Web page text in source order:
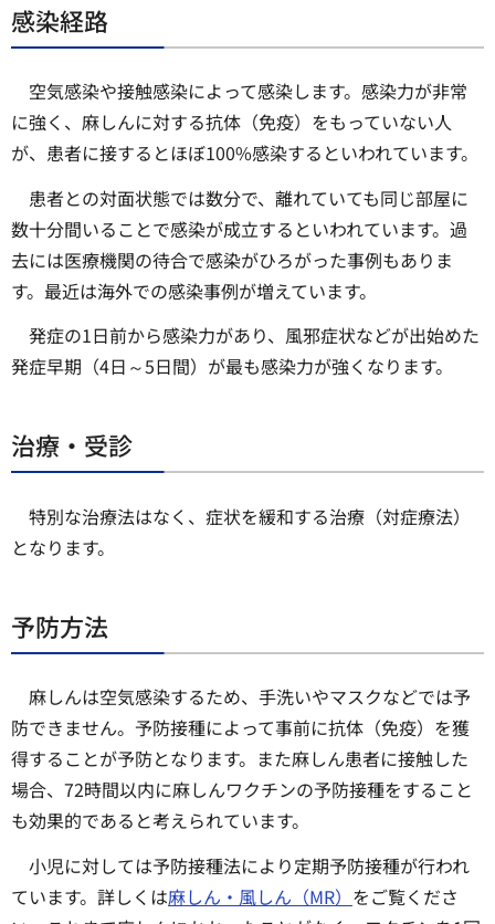
感染経路
空気感染や接触感染によって感染します。感染力が非常
に強く、麻しんに対する抗体（免疫）をもっていない人
が、患者に接するとほぼ100%感染するといわれています。
患者との対面状態では数分で、離れていても同じ部屋に
数十分間いることで感染が成立するといわれています。過
去には医療機関の待合で感染がひろがった事例もありま
す。最近は海外での感染事例が増えています。
発症の1日前から感染力があり、風邪症状などが出始めた
発症早期（4日～5日間）が最も感染力が強くなります。
治療・受診
特別な治療法はなく、症状を緩和する治療（対症療法）
となります。
予防方法
麻しんは空気感染するため、手洗いやマスクなどでは予
防できません。予防接種によって事前に抗体（免疫）を獲
得することが予防となります。また麻しん患者に接触した
場合、72時間以内に麻しんワクチンの予防接種をすること
も効果的であると考えられています。
小児に対しては予防接種法により定期予防接種が行われ
ています。詳しくは麻しん・風しん（MR） をご覧くださ